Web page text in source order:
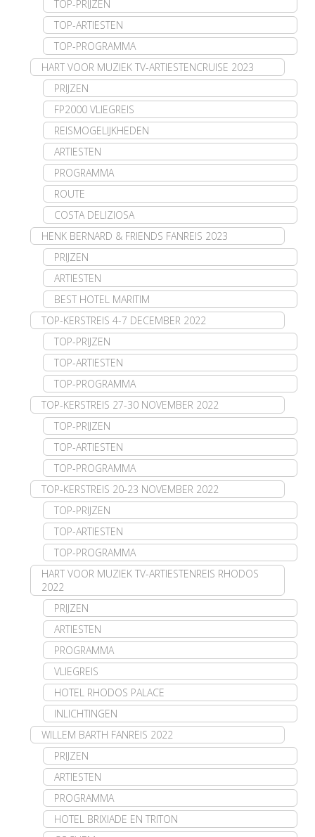
TOP-PRIJZEN
TOP-ARTIESTEN
TOP-PROGRAMMA
HART VOOR MUZIEK TV-ARTIESTENCRUISE 2023
PRIJZEN
FP2000 VLIEGREIS
REISMOGELIJKHEDEN
ARTIESTEN
PROGRAMMA
ROUTE
COSTA DELIZIOSA
HENK BERNARD & FRIENDS FANREIS 2023
PRIJZEN
ARTIESTEN
BEST HOTEL MARITIM
TOP-KERSTREIS 4-7 DECEMBER 2022
TOP-PRIJZEN
TOP-ARTIESTEN
TOP-PROGRAMMA
TOP-KERSTREIS 27-30 NOVEMBER 2022
TOP-PRIJZEN
TOP-ARTIESTEN
TOP-PROGRAMMA
TOP-KERSTREIS 20-23 NOVEMBER 2022
TOP-PRIJZEN
TOP-ARTIESTEN
TOP-PROGRAMMA
HART VOOR MUZIEK TV-ARTIESTENREIS RHODOS
2022
PRIJZEN
ARTIESTEN
PROGRAMMA
VLIEGREIS
HOTEL RHODOS PALACE
INLICHTINGEN
WILLEM BARTH FANREIS 2022
PRIJZEN
ARTIESTEN
PROGRAMMA
HOTEL BRIXIADE EN TRITON